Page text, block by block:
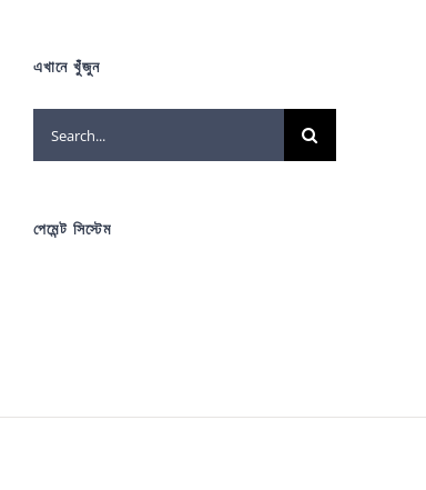
এখানে খুঁজুন
Search
for:
পেমেন্ট সিস্টেম